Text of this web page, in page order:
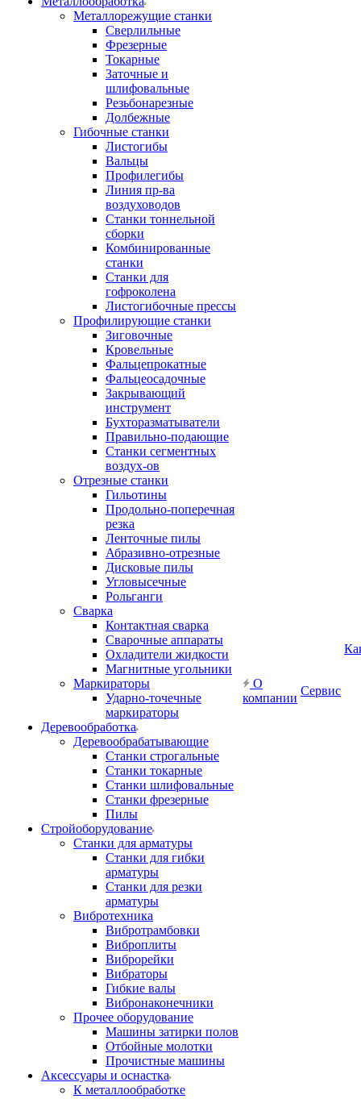
Металлорежущие станки
Сверлильные
Фрезерные
Токарные
Заточные и
шлифовальные
Резьбонарезные
Долбежные
Гибочные станки
Листогибы
Вальцы
Профилегибы
Линия пр-ва
воздуховодов
Станки тоннельной
сборки
Комбинированные
станки
Станки для
гофроколена
Листогибочные прессы
Профилирующие станки
Зиговочные
Кровельные
Фальцепрокатные
Фальцеосадочные
Закрывающий
инструмент
Бухторазматыватели
Правильно-подающие
Станки сегментных
воздух-ов
Отрезные станки
Гильотины
Продольно-поперечная
резка
Ленточные пилы
Абразивно-отрезные
Дисковые пилы
Угловысечные
Рольганги
Сварка
Контактная сварка
Сварочные аппараты
Охладители жидкости
Магнитные угольники
Маркираторы
Ударно-точечные
маркираторы
Деревообработка
Деревообрабатывающие
Станки строгальные
Станки токарные
Станки шлифовальные
Станки фрезерные
Пилы
Стройоборудование
Станки для арматуры
Станки для гибки
арматуры
Станки для резки
арматуры
Вибротехника
Вибротрамбовки
Виброплиты
Виброрейки
Вибраторы
Гибкие валы
Вибронаконечники
Прочее оборудование
Машины затирки полов
Отбойные молотки
Прочистные машины
Аксeccyapы и оснастка
К металлообработке
О
компании
Сервис